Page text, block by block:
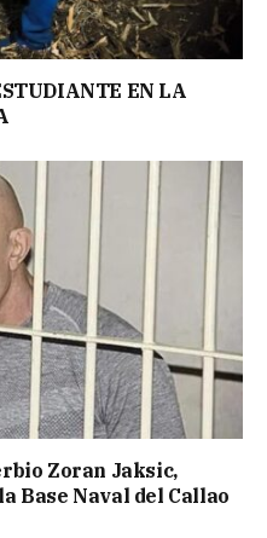
EN LA
Zoran Jaksic,
Base Naval del Callao